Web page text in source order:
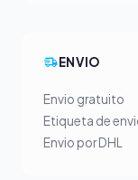
ENVIO
Envio gratuito
Etiqueta de
Envio por DHL